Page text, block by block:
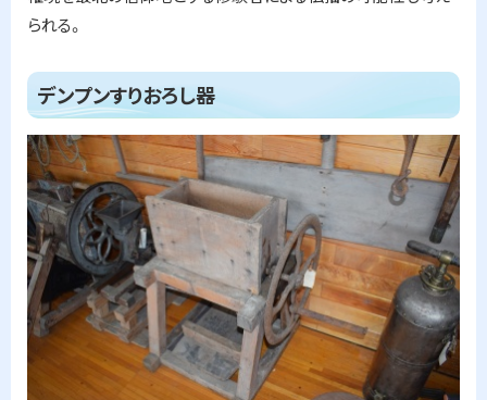
られる。
ト
ッ
プ
に
戻
る
デンプンすりおろし器